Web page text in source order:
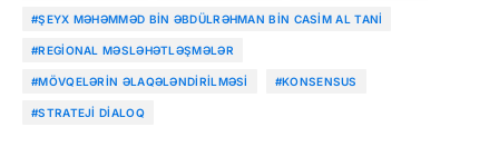
#ŞEYX MƏHƏMMƏD BIN ƏBDÜLRƏHMAN BIN CASIM AL TANI
#REGIONAL MƏSLƏHƏTLƏŞMƏLƏR
#MÖVQELƏRIN ƏLAQƏLƏNDIRILMƏSI #KONSENSUS
#STRATEJI DIALOQ